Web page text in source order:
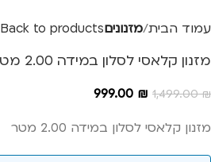
עמוד הבית מזנוניםBack to products
מזנון קלאסי לסלון במידה 2.00 מטר דגם אסתי
1,499.00₪
999.00 ₪
מזנון קלאסי לסלון במידה 2.00 מטר